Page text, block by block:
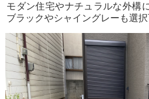
モダン住宅やナチュラルな外構
ブラックやシャイングレーも選択